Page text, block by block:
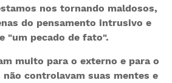
nos tornando maldosos,
do pensamento intrusivo e
"um pecado de fato".
muito para o externo e para o
controlavam suas mentes e